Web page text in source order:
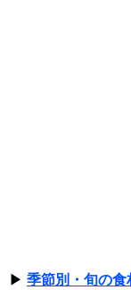
▶ 季節別・旬の食